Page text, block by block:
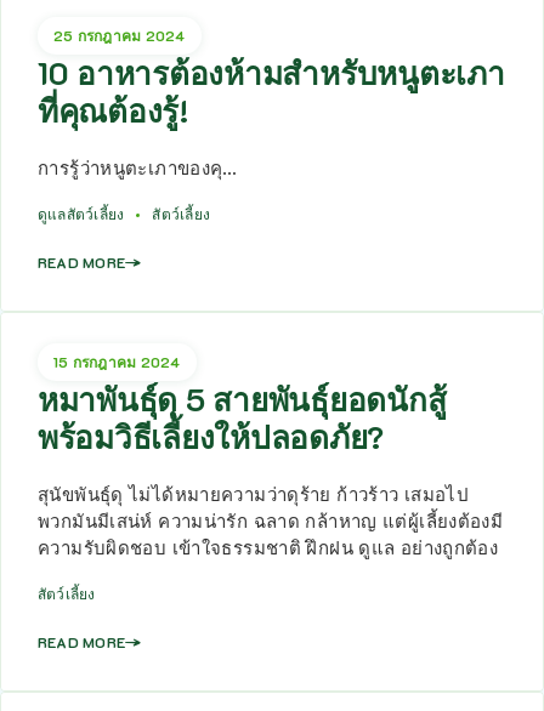
25 กรกฎาคม 2024
10 อาหารต้องห้ามสำหรับหนูตะเภา
ที่คุณต้องรู้!
การรู้ว่าหนูตะเภาของคุ…
ดูแลสัตว์เลี้ยง สัตว์เลี้ยง
READ MORE
15 กรกฎาคม 2024
หมาพันธุ์ดุ 5 สายพันธุ์ยอดนักสู้
พร้อมวิธีเลี้ยงให้ปลอดภัย?
สุนัขพันธุ์ดุ ไม่ได้หมายความว่าดุร้าย ก้าวร้าว เสมอไป
พวกมันมีเสน่ห์ ความน่ารัก ฉลาด กล้าหาญ แต่ผู้เลี้ยงต้องมี
ความรับผิดชอบ เข้าใจธรรมชาติ ฝึกฝน ดูแล อย่างถูกต้อง
สัตว์เลี้ยง
READ MORE